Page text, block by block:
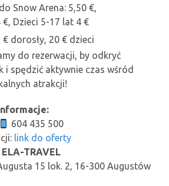
Snow Arena: 5,50 €,
€, Dzieci 5-17 lat 4 €
€ dorosły, 20 € dzieci
do rezerwacji, by odkryć
i spędzić aktywnie czas wśród
atrakcji!
604 435 500
link do oferty
ELA-TRAVEL
15 lok. 2, 16-300 Augustów